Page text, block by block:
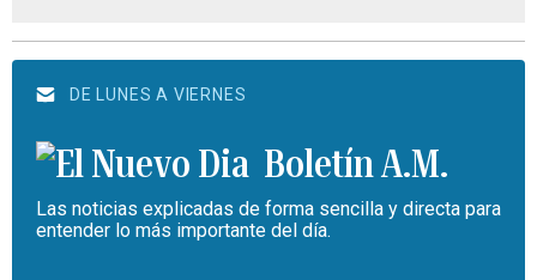
DE LUNES A VIERNES
Boletín A.M.
Las noticias explicadas de forma sencilla y directa para
entender lo más importante del día.